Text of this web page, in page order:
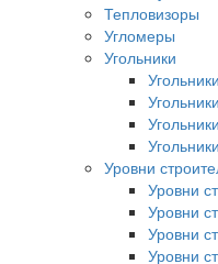
Тепловизоры
Угломеры
Угольники
Уровни
Уровни
Уровни
Уровни
Уровни